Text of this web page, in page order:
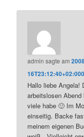
admin sagte am
Hallo liebe Angela!
arbeitslosen
viele habe 🙂 Im
einseitig. Backe
meinem eigenen